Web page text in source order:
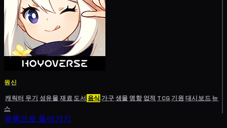
원신
캐릭터 무기 성유물재료도서 음식 가구생물 명함 업적 TCG기원 대시보드뉴
스
목록으로 돌아가기